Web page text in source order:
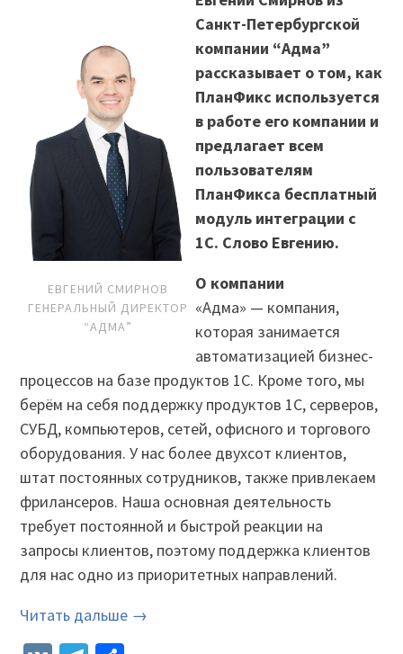
ЕВГЕНИЙ СМИРНОВ
ГЕНЕРАЛЬНЫЙ ДИРЕКТОР
“АДМА”
Санкт-Петербургской
компании “Адма”
рассказывает о том, как
ПланФикс используется
в работе его компании и
предлагает всем
пользователям
ПланФикса бесплатный
модуль интеграции с
1С. Слово Евгению.
О компании
«Адма» — компания,
которая занимается
автоматизацией бизнес-
процессов на базе продуктов 1С. Кроме того, мы
берём на себя поддержку продуктов 1С, серверов,
СУБД, компьютеров, сетей, офисного и торгового
оборудования. У нас более двухсот клиентов,
штат постоянных сотрудников, также привлекаем
фрилансеров. Наша основная деятельность
требует постоянной и быстрой реакции на
запросы клиентов, поэтому поддержка клиентов
для нас одно из приоритетных направлений.
Читать дальше →